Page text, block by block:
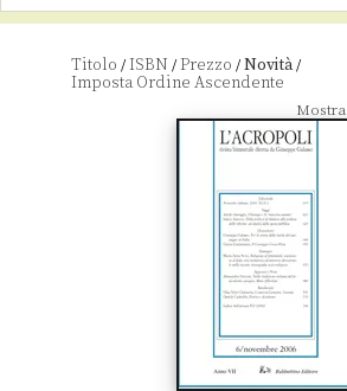
Titolo /ISBN /Prezzo /Novità/
Mostra